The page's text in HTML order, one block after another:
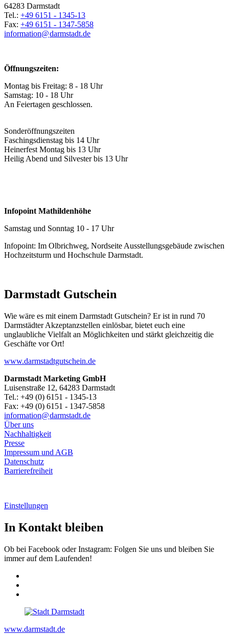
64283 Darmstadt
Tel.: +49 6151 - 1345-13
Fax: +49 6151 - 1347-5858
information@darmstadt.de
Öffnungszeiten:
Montag bis Freitag: 8 - 18 Uhr
Samstag: 10 - 18 Uhr
An Feiertagen geschlossen.
Sonderöffnungszeiten
Faschingsdienstag bis 14 Uhr
Heinerfest Montag bis 13 Uhr
Heilig Abend und Silvester bis 13 Uhr
Infopoint Mathildenhöhe
Samstag und Sonntag 10 - 17 Uhr
Infopoint: Im Olbrichweg, Nordseite Ausstellungsgebäude zwischen
Hochzeitsturm und Hochschule Darmstadt.
Darmstadt Gutschein
Wie wäre es mit einem Darmstadt Gutschein? Er ist in rund 70
Darmstädter Akzeptanzstellen einlösbar, bietet euch eine
unglaubliche Vielfalt an Möglichkeiten und stärkt gleichzeitig die
Geschäfte vor Ort!
www.darmstadtgutschein.de
Darmstadt Marketing GmbH
Luisenstraße 12, 64283 Darmstadt
Tel.: +49 (0) 6151 - 1345-13
Fax: +49 (0) 6151 - 1347-5858
information@darmstadt.de
Über uns
Nachhaltigkeit
Presse
Impressum und AGB
Datenschutz
Barrierefreiheit
Einstellungen
In Kontakt bleiben
Ob bei Facebook oder Instagram: Folgen Sie uns und bleiben Sie
immer auf dem Laufenden!
www.darmstadt.de